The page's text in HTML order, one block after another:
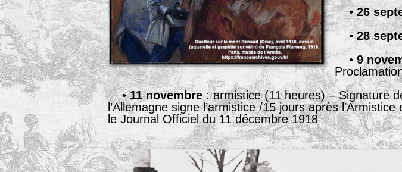
•26
•28
• 9
•11 novembre: armistice (11 heures) – Signature
l’Allemagne signe l’armistice /15 jours après
le Journal Officiel du 11 décembre 1918